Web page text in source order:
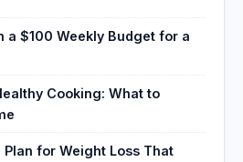
a $100 Weekly Budget for a
Cooking: What to
for Weight Loss That